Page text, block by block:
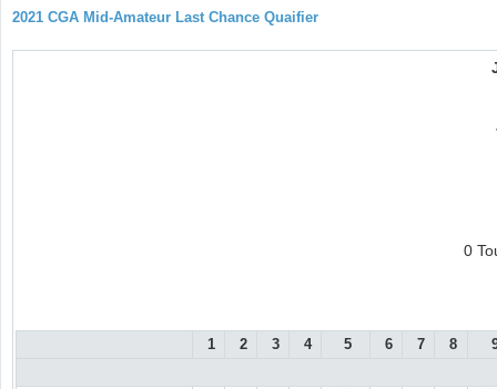
2021 CGA Mid-Amateur Last Chance Quaifier
0
1 2 3 4 5 6 7 8